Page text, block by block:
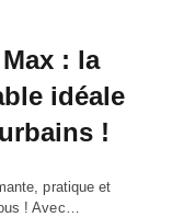
: la
idéale
!
pratique et
! Avec…